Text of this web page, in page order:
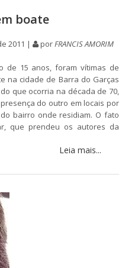
boate
2011 | porFRANCIS AMORIM
de 15 anos, foram vítimas de
na cidade de Barra do Garças
que ocorria na década de 70,
do outro em locais por
bairro onde residiam. O fato
que prendeu os autores da
Leia mais...